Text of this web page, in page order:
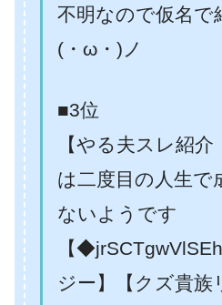
不明なので仮名で
(・ω・)ノ
■3位
【やる夫スレ紹
は二度目の人生で
ないようです
【
ジー】【クズ貴族